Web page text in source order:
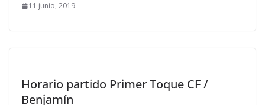
11 junio, 2019
Horario partido Primer Toque CF /
Benjamín